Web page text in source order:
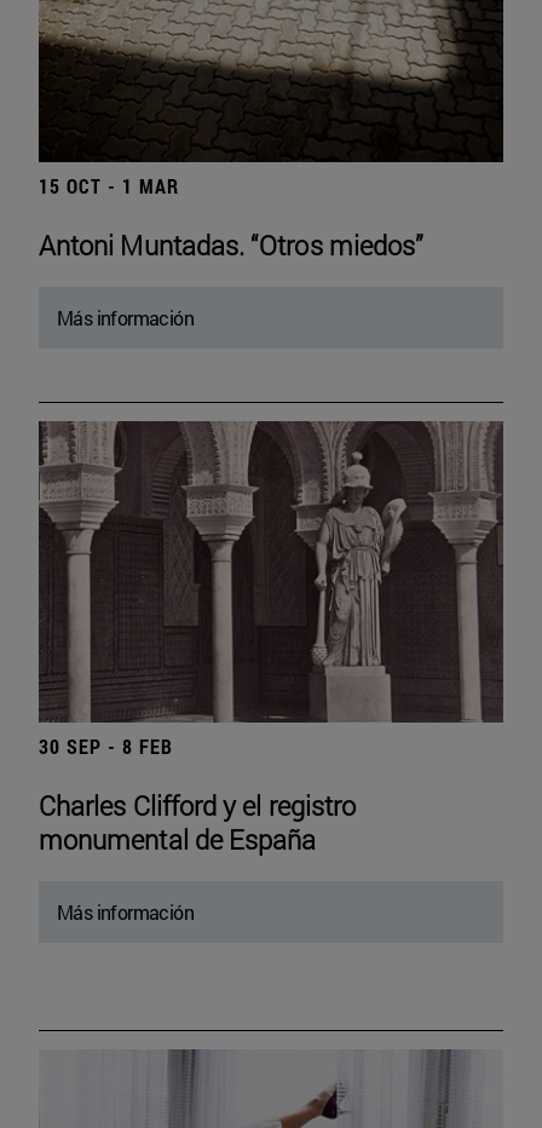
15 OCT - 1 MAR
Antoni Muntadas. “Otros miedos”
Más información
30 SEP - 8 FEB
Charles Clifford y el registro
monumental de España
Más información